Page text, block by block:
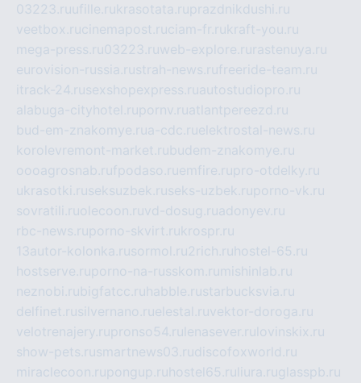
03223.ruufille.rukrasotata.ruprazdnikdushi.ru
veetbox.rucinemapost.ruciam-fr.rukraft-you.ru
mega-press.ru03223.ruweb-explore.ru rastenuya.ru
eurovision-russia.rustrah-news.rufreeride-team.ru
itrack-24.rusexshopexpress.ruautostudiopro.ru
alabuga-cityhotel.rupornv.ruatlantpereezd.ru
bud-em-znakomye.rua-cdc.ruelektrostal-news.ru
korolevremont-market.rubudem-znakomye.ru
oooagrosnab.rufpodaso.ruemfire.rupro-otdelky.ru
ukrasotki.ruseksuzbek.ruseks-uzbek.ruporno-vk.ru
sovratili.ruolecoon.ruvd-dosug.ruadonyev.ru
rbc-news.ruporno-skvirt.rukrospr.ru
13autor-kolonka.rusormol.ru2rich.ru hostel-65.ru
hostserve.ruporno-na-russkom.ru mishinlab.ru
neznobi.rubigfatcc.ru habble.rustarbucksvia.ru
delfinet.rusilvernano.ruelestal.ruvektor-doroga.ru
velotrenajery.rupronso54.ru lenasever.ru lovinskix.ru
show-pets.rusmartnews03.rudiscofoxworld.ru
miraclecoon.rupongup.ru hostel65.ru liura.ruglasspb.ru